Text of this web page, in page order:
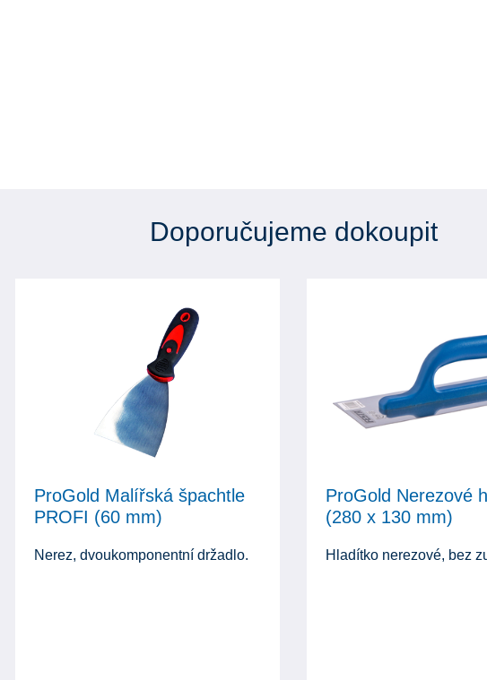
Doporučujeme dokoupit
ProGold Malířská špachtle
PROFI (60 mm)
Nerez, dvoukomponentní držadlo.
ProGold Nerezové
(280 x 130 mm)
Hladítko nerezové, bez